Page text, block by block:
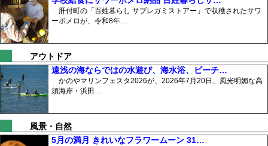
肝付町の「百姓暮らし サブレガミストアー」で収穫されたサワ
ーポメロが、令和8年…
アウトドア
遠浅の海ならではの水遊び、海水浴、ビーチ…
かのやマリンフェスタ2026が、2026年7月20日、風光明媚な高
須海岸・浜田…
風景・自然
5月の満月 きれいなフラワームーン 31…